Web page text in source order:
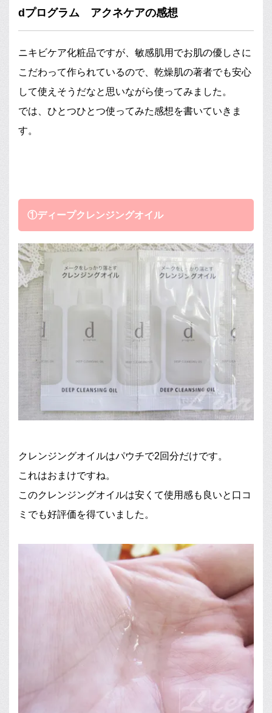
dプログラム アクネケアの感想
ニキビケア化粧品ですが、敏感肌用でお肌の優しさに
こだわって作られているので、乾燥肌の著者でも安心
して使えそうだなと思いながら使ってみました。
では、ひとつひとつ使ってみた感想を書いていきま
す。
①ディープクレンジングオイル
クレンジングオイルはパウチで2回分だけです。
これはおまけですね。
このクレンジングオイルは安くて使用感も良いと口コ
ミでも好評価を得ていました。